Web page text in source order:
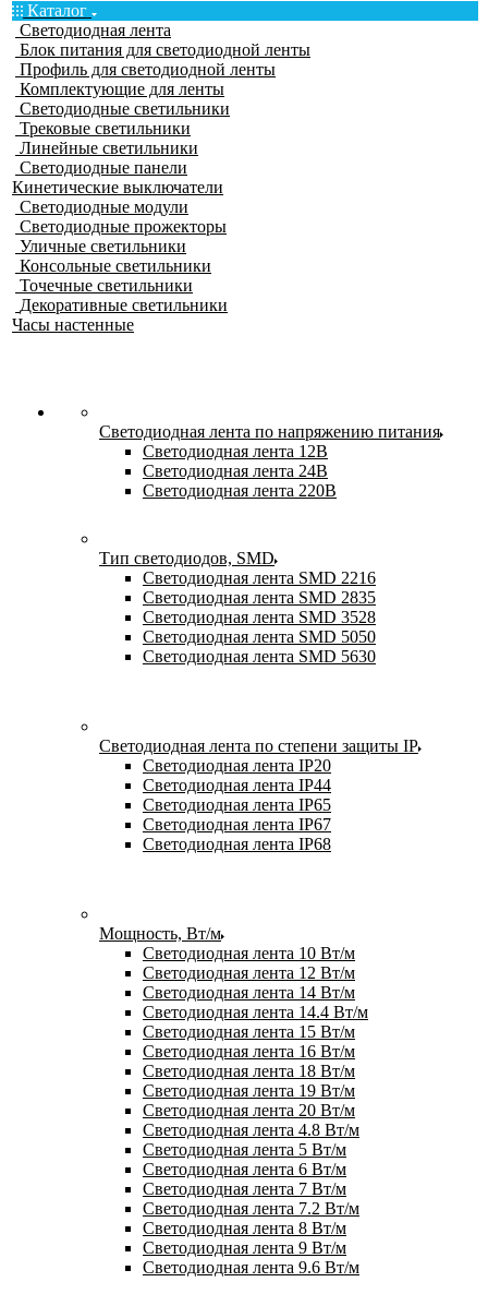
Каталог
Светодиодная лента
Блок питания для светодиодной ленты
Профиль для светодиодной ленты
Комплектующие для ленты
Светодиодные светильники
Трековые светильники
Линейные светильники
Светодиодные панели
Кинетические выключатели
Светодиодные модули
Светодиодные прожекторы
Уличные светильники
Консольные светильники
Точечные светильники
Декоративные светильники
Часы настенные
Светодиодная лента по напряжению питания
Светодиодная лента 12В
Светодиодная лента 24В
Светодиодная лента 220В
Тип светодиодов, SMD
Cветодиодная лента SMD 2216
Светодиодная лента SMD 2835
Светодиодная лента SMD 3528
Светодиодная лента SMD 5050
Светодиодная лента SMD 5630
Светодиодная лента по степени защиты IP
Светодиодная лента IP20
Светодиодная лента IP44
Светодиодная лента IP65
Светодиодная лента IP67
Светодиодная лента IP68
Мощность, Вт/м
Светодиодная лента 10 Вт/м
Светодиодная лента 12 Вт/м
Светодиодная лента 14 Вт/м
Светодиодная лента 14.4 Вт/м
Светодиодная лента 15 Вт/м
Светодиодная лента 16 Вт/м
Светодиодная лента 18 Вт/м
Светодиодная лента 19 Вт/м
Светодиодная лента 20 Вт/м
Светодиодная лента 4.8 Вт/м
Светодиодная лента 5 Вт/м
Светодиодная лента 6 Вт/м
Светодиодная лента 7 Вт/м
Светодиодная лента 7.2 Вт/м
Светодиодная лента 8 Вт/м
Светодиодная лента 9 Вт/м
Светодиодная лента 9.6 Вт/м